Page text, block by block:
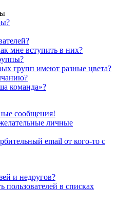
мне вступить в них?
групп имеют разные цвета?
команда»?
сообщения!
личные
email от кого-то с
и недругов?
пользователей в списках